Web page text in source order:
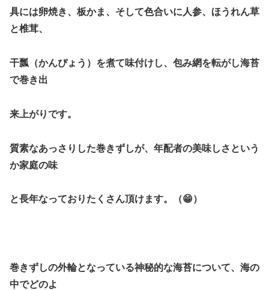
具には卵焼き、板かま、そして色合いに人参、ほうれん草
と椎茸、
干瓢（かんぴょう）を煮て味付けし、包み網を転がし海苔
で巻き出
来上がりです。
質素なあっさりした巻きずしが、年配者の美味しさという
か家庭の味
と長年なっておりたくさん頂けます。（😁）
巻きずしの外輪となっている神秘的な海苔について、海の
中でどのよ